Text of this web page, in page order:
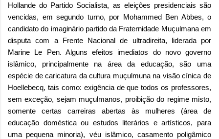
Hollande do Partido Socialista, as eleições presidenciais são
vencidas, em segundo turno, por Mohammed Ben Abbes, o
candidato do imaginário partido da Fraternidade Muçulmana em
disputa com a Frente Nacional de ultradireita, liderada por
Marine Le Pen. Alguns efeitos imediatos do novo governo
islâmico, principalmente na área da educação, são uma
espécie de caricatura da cultura muçulmuna na visão cínica de
Hoellebecq, tais como: exigência de que todos os professores,
sem exceção, sejam muçulmanos, proibição do regime misto,
somente certas carreiras abertas às mulheres (área de
educação doméstica ou estudos literários e artísticos, para
uma pequena minoria), véu islâmico, casamento poligâmico